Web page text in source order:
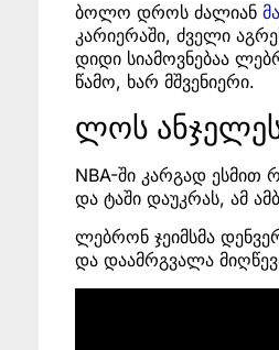
ბოლო დროს ძალიან
კარიერაში, ძველი
დიდი სიამოვნებაა
წამო, ხარ მშვენიერი.
ლოს
NBA-ში კარგად ესმით
და ტაში დაუკრას, ამ
ლებრონ ჯეიმსმა
და დაამრგვალა